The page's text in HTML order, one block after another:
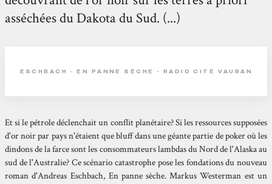
asséchées du Dakota du Sud. (...)
ESCHBACH - EN PANNE SÈCHE - RADIO CITÉ VAUBAN
Et si le pétrole déclenchait un conflit planétaire? Si les ressources supposées
d'or noir par pays n'étaient que bluff dans une géante partie de poker où les
dindons de la farce sont les consommateurs lambdas du Nord de l'Alaska au
sud de l'Australie? Ce scénario catastrophe pose les fondations du nouveau
roman d'Andreas Eschbach, En panne sèche. Markus Westerman est un